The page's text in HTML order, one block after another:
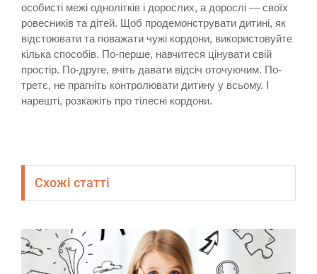
особисті межі однолітків і дорослих, а дорослі — своїх
ровесників та дітей. Щоб продемонструвати дитині, як
відстоювати та поважати чужі кордони, використовуйте
кілька способів. По-перше, навчитеся цінувати свій
простір. По-друге, вчіть давати відсіч оточуючим. По-
третє, не прагніть контролювати дитину у всьому. І
нарешті, розкажіть про тілесні кордони.
Схожі статті